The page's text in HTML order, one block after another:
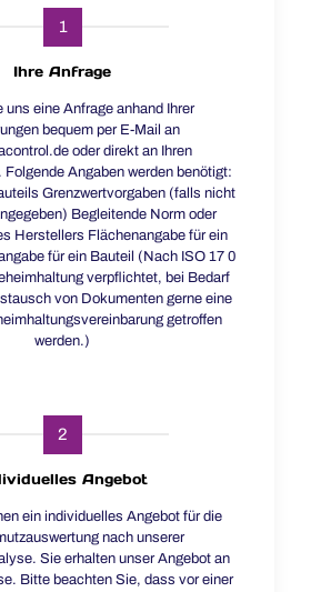
1
Ihre Anfrage
uns eine Anfrage anhand Ihrer
bequem per E-Mail an
oder direkt an Ihren
Folgende Angaben werden benötigt:
Grenzwertvorgaben (falls nicht
Begleitende Norm oder
Herstellers Flächenangabe für ein
für ein Bauteil (Nach ISO 17 0
verpflichtet, bei Bedarf
von Dokumenten gerne eine
getroffen
werden.)
2
Angebot
ein individuelles Angebot für die
nach unserer
Sie erhalten unser Angebot an
Bitte beachten Sie, dass vor einer